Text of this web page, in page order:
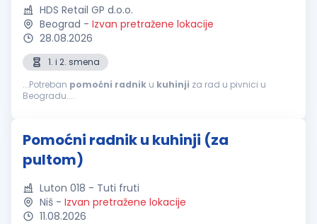
HDS Retail GP d.o.o.
Beograd - Izvan pretražene lokacije
28.08.2026
1. i 2. smena
...Potreban pomoćni radnik u kuhinji za rad u pivnici u
Beogradu....
Pomoćni radnik u kuhinji (za
pultom)
Luton 018 - Tuti fruti
Niš - Izvan pretražene lokacije
11.08.2026